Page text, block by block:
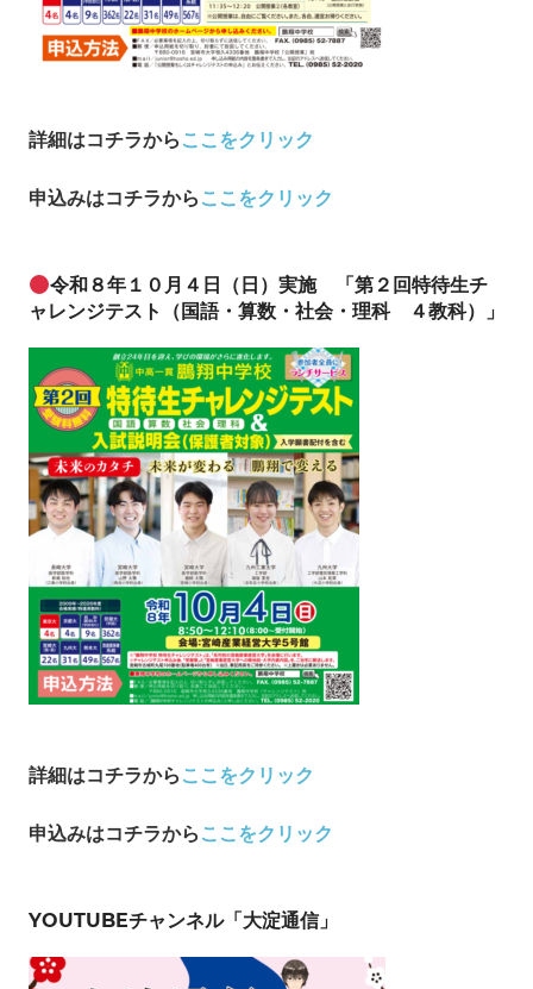
詳細はコチラからここをクリック
申込みはコチラからここをクリック
令和８年１０月４日（日）実施 「第２回特待生チ
ャレンジテスト（国語・算数・社会・理科 ４教科）」
詳細はコチラからここをクリック
申込みはコチラからここをクリック
YOUTUBEチャンネル「大淀通信」